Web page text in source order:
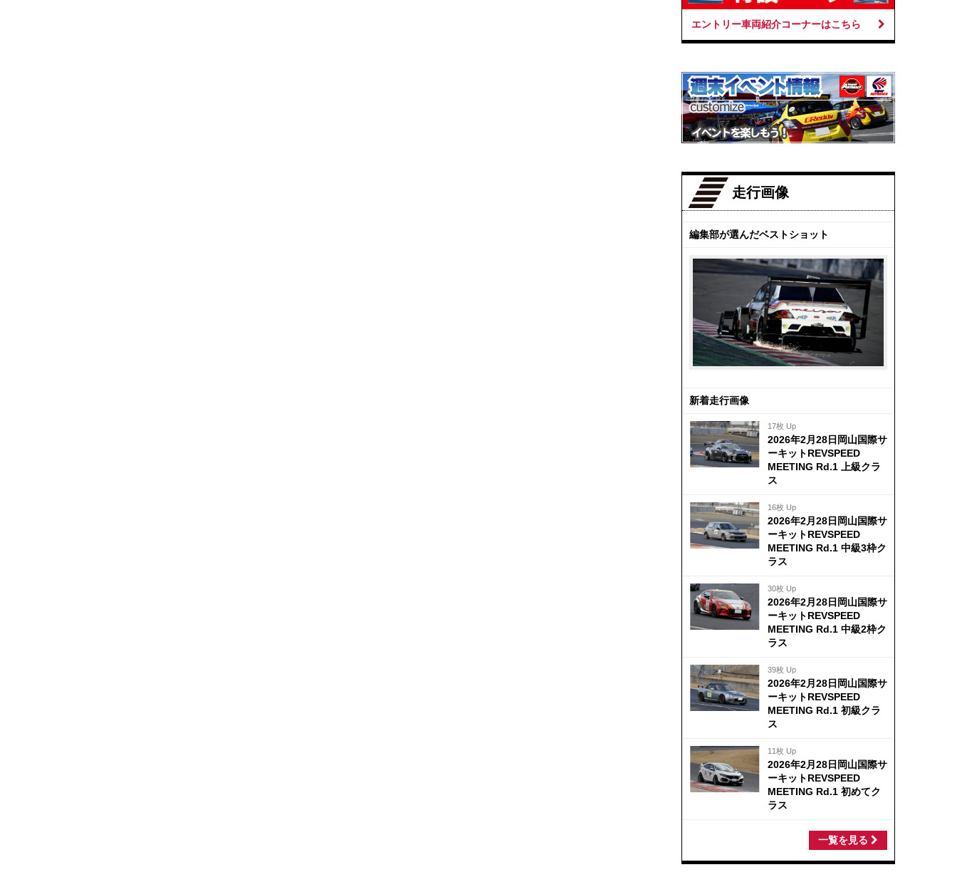
エントリー車両紹介コーナーはこちら
走行画像
編集部が選んだベストショット
新着走行画像
17枚 Up
2026年2月28日岡山国際サ
ーキットREVSPEED
MEETING Rd.1 上級クラ
ス
16枚 Up
2026年2月28日岡山国際サ
ーキットREVSPEED
MEETING Rd.1 中級3枠ク
ラス
30枚 Up
2026年2月28日岡山国際サ
ーキットREVSPEED
MEETING Rd.1 中級2枠ク
ラス
39枚 Up
2026年2月28日岡山国際サ
ーキットREVSPEED
MEETING Rd.1 初級クラ
ス
11枚 Up
2026年2月28日岡山国際サ
ーキットREVSPEED
MEETING Rd.1 初めてク
ラス
一覧を見る